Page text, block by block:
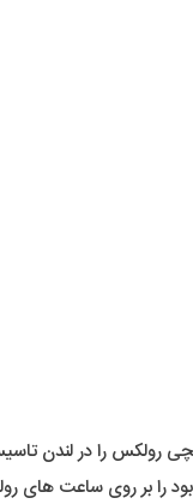
بر روی ساعت های